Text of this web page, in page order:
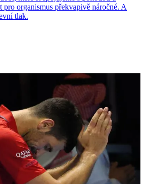
pro organismus překvapivě náročné. A
tlak.